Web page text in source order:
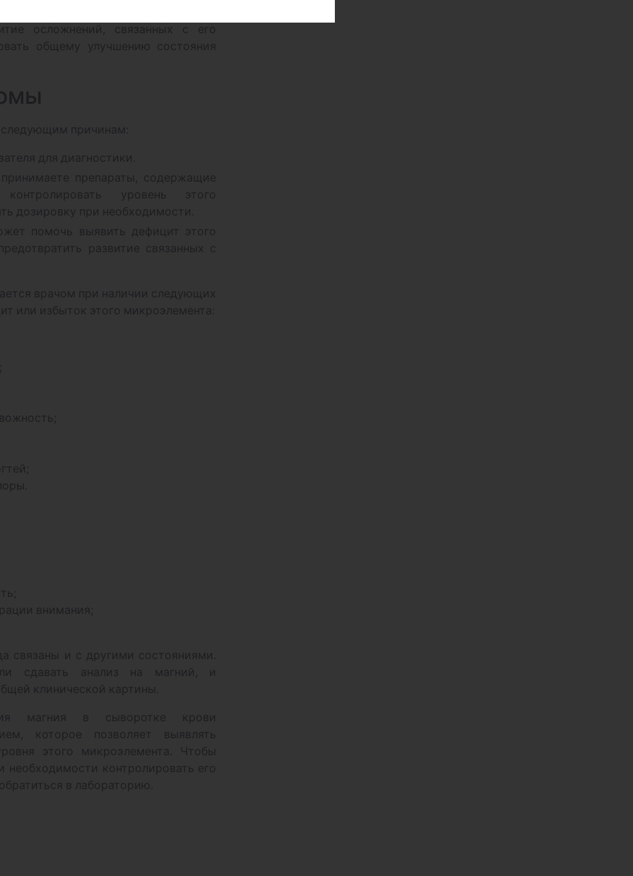
нормального уровня магния
осложнений, связанных с его
общему улучшению состояния
следующим причинам:
для диагностики.
препараты, содержащие
уровень этого
дозировку при необходимости.
помочь выявить дефицит этого
развитие связанных с
врачом при наличии следующих
или избыток этого микроэлемента:
внимания;
связаны и с другими состояниями.
ли сдавать анализ на магний, и
клинической картины.
магния в сыворотке крови
которое позволяет выявлять
этого микроэлемента. Чтобы
контролировать его
в лабораторию.